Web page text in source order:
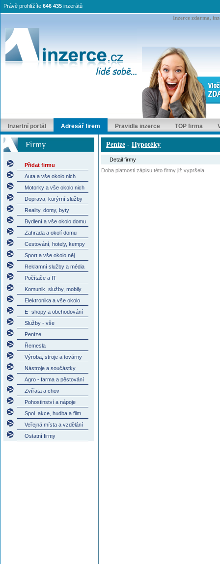
Inzerce zdarma,
Právě prohlížíte 646 435 inzerátů
Inzertní portál Adresář firem Pravidla inzerce TOP firma
Firmy
Přidat firmu
Auta a vše okolo nich
Motorky a vše okolo nich
Doprava, kurýrní služby
Reality, domy, byty
Bydlení a vše okolo domu
Zahrada a okolí domu
Cestování, hotely, kempy
Sport a vše okolo něj
Reklamní služby a média
Počítače a IT
Komunik. služby, mobily
Elektronika a vše okolo
E- shopy a obchodování
Služby - vše
Peníze
Řemesla
Výroba, stroje a továrny
Nástroje a součástky
Agro - farma a pěstování
Zvířata a chov
Pohostinství a nápoje
Spol. akce, hudba a film
Veřejná místa a vzdělání
Ostatní firmy
Peníze - Hypotéky
Detail firmy
Doba platnosti zápisu této firmy již vypršela.